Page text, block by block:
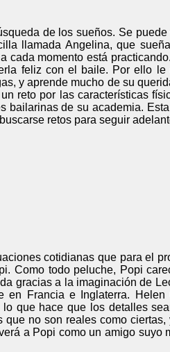
de los sueños. Se
llamada Angelina, que
cada momento está
feliz con el baile. Por ello
y aprende mucho de su
reto por las características
bailarinas de su academia.
retos para seguir
cotidianas que para el
Como todo peluche, Popi
gracias a la imaginación de
en Francia e Inglaterra.
que hace que los detalles
no son reales como
a Popi como un amigo suyo